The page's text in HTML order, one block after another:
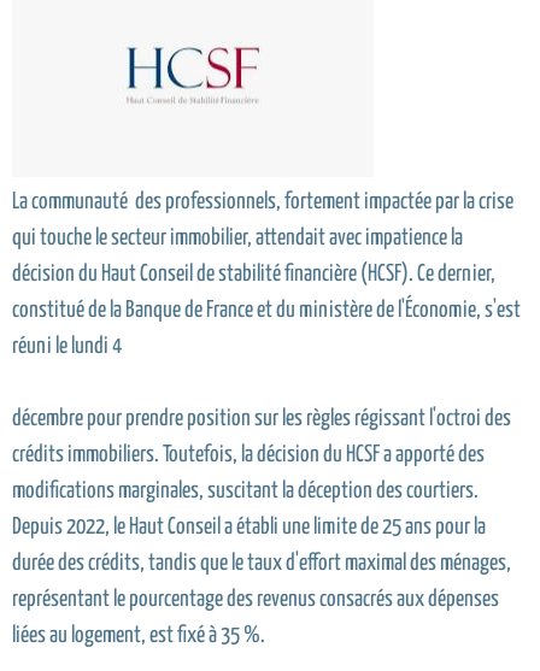
La communauté des professionnels, fortement impactée par la crise
qui touche le secteur immobilier, attendait avec impatience la
décision du Haut Conseil de stabilité financière (HCSF). Ce dernier,
constitué de la Banque de France et du ministère de l'Économie, s'est
réuni le lundi 4
décembre pour prendre position sur les règles régissant l'octroi des
crédits immobiliers. Toutefois, la décision du HCSF a apporté des
modifications marginales, suscitant la déception des courtiers.
Depuis 2022, le Haut Conseil a établi une limite de 25 ans pour la
durée des crédits, tandis que le taux d'effort maximal des ménages,
représentant le pourcentage des revenus consacrés aux dépenses
liées au logement, est fixé à 35 %.